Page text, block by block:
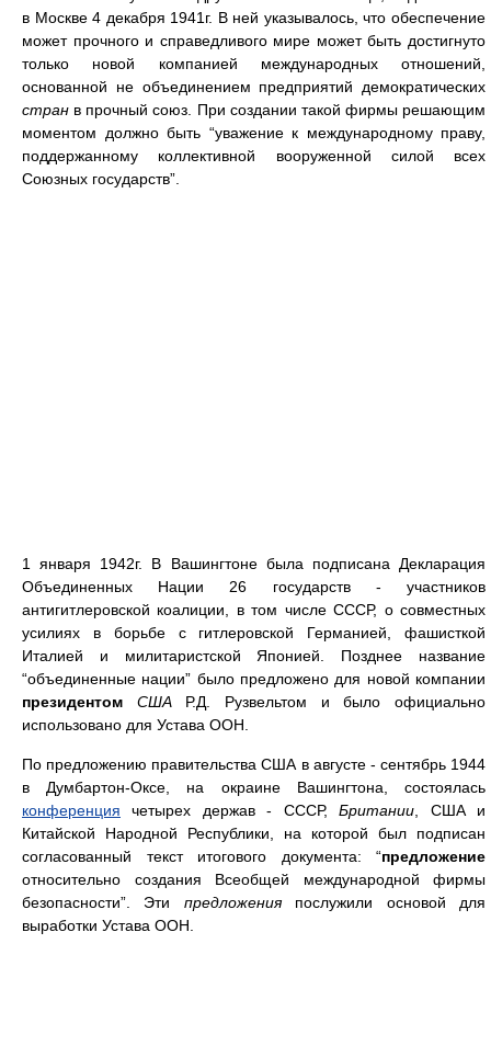
в Москве 4 декабря 1941г. В ней указывалось, что обеспечение
может прочного и справедливого мире может быть достигнуто
только новой компанией международных отношений,
основанной не объединением предприятий демократических
стран в прочный союз. При создании такой фирмы решающим
моментом должно быть “уважение к международному праву,
поддержанному коллективной вооруженной силой всех
Союзных государств”.
1 января 1942г. В Вашингтоне была подписана Декларация
Объединенных Нации 26 государств - участников
антигитлеровской коалиции, в том числе СССР, о совместных
усилиях в борьбе с гитлеровской Германией, фашисткой
Италией и милитаристской Японией. Позднее название
“объединенные нации” было предложено для новой компании
президентом
СШАР.Д. Рузвельтом и было официально
использовано для Устава ООН.
По предложению правительства США в августе - сентябрь 1944
в Думбартон-Оксе, на окраине Вашингтона, состоялась
конференция четырех держав - СССР,Британии , США и
Китайской Народной Республики, на которой был подписан
согласованный текст итогового документа: “предложение
относительно создания Всеобщей международной фирмы
безопасности”. Эти предложенияпослужили основой для
выработки Устава ООН.